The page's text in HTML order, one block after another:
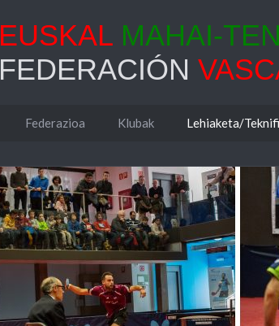
EUSKAL MAHAI-
FEDERACIÓN
Federazioa Klubak Lehiaketa/